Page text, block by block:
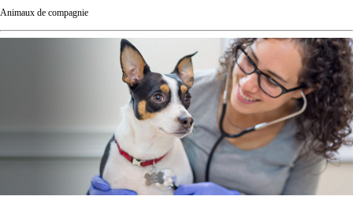
m
Animaux de compagnie